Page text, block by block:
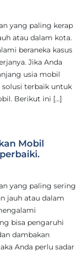
yang paling kerap
atau dalam kota.
beraneka kasus
Jika Anda
usia mobil
solusi terbaik untuk
Berikut ini […]
Mobil
yang paling sering
jauh atau dalam
bisa pengaruhi
dambakan
Anda perlu sadar